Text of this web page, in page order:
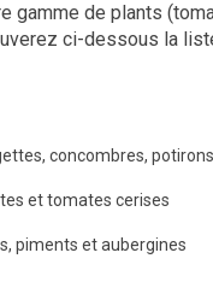
gamme de plants
ci-dessous la
concombres,
et tomates cerises
piments et aubergines